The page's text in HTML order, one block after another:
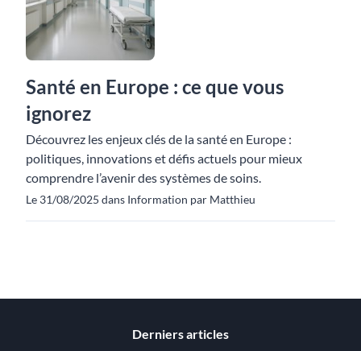
Santé en Europe : ce que vous
ignorez
Découvrez les enjeux clés de la santé en Europe :
politiques, innovations et défis actuels pour mieux
comprendre l’avenir des systèmes de soins.
Le 31/08/2025 dans Information par Matthieu
Derniers articles